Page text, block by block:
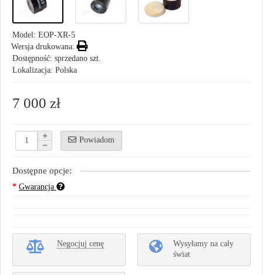
Model: EOP-XR-5
Wersja drukowana:
Dostępność: sprzedano szt.
Lokalizacja: Polska
7 000 zł
Powiadom
Dostępne opcje:
Gwarancja
Negocjuj cenę
Wysyłamy na cały
świat